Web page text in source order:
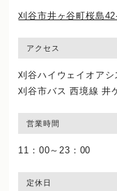
刈谷市井ヶ谷町桜島
アクセス
刈谷ハイウェイオア
刈谷市バス 西境線 井
営業時間
11：00～23：00
定休日